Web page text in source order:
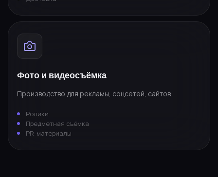
Фото и видеосъёмка
Производство для рекламы, соцсетей, сайтов.
Ролики
Предметная съёмка
PR-материалы